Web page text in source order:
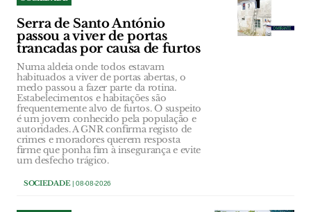
Serra de Santo António
passou a viver de portas
trancadas por causa de furtos
Numa aldeia onde todos estavam
habituados a viver de portas abertas, o
medo passou a fazer parte da rotina.
Estabelecimentos e habitações são
frequentemente alvo de furtos. O suspeito
é um jovem conhecido pela população e
autoridades. A GNR confirma registo de
crimes e moradores querem resposta
firme que ponha fim à insegurança e evite
um desfecho trágico.
SOCIEDADE| 08-08-2026